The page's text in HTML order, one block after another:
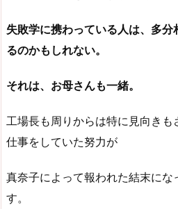
失敗学に携わっている人は、多分
るのかもしれない。
それは、お母さんも一緒。
工場長も周りからは特に見向きも
仕事をしていた努力が
真奈子によって報われた結末に
す。